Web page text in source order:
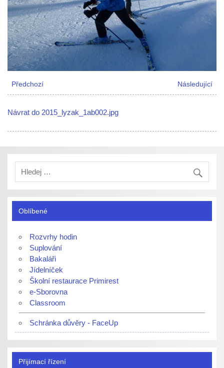
Předchozí Následující
Návrat do 2015_lyzak_1ab002.jpg
Oblíbené
Rozvrhy hodin
Suplování
Bakaláři
Jídelníček
Školní restaurace Primirest
e-Sborovna
Classroom
Schránka důvěry - FaceUp
Přijímací řízení